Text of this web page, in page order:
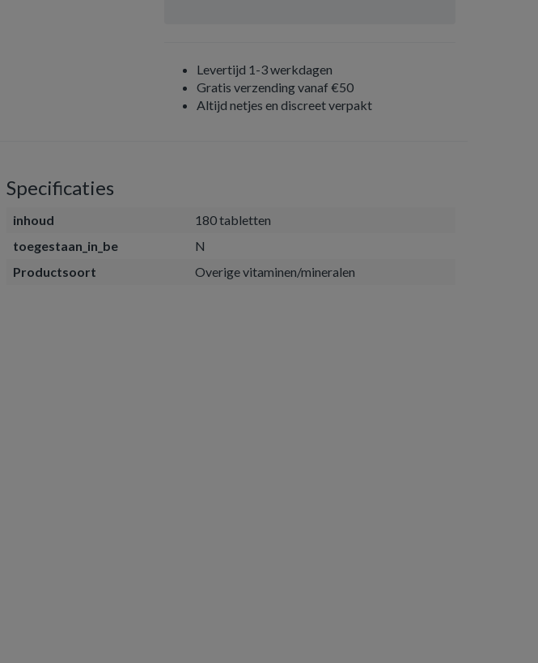
Levertijd 1-3 werkdagen
Gratis verzending vanaf €50
Altijd netjes en discreet verpakt
Specificaties
inhoud
180 tabletten
toegestaan_in_be
N
Productsoort
Overige vitaminen/mineralen